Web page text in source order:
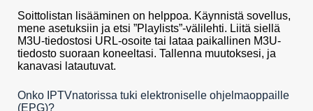
Soittolistan lisääminen on helppoa. Käynnistä sovellus,
mene asetuksiin ja etsi ”Playlists”-välilehti. Liitä siellä
M3U-tiedostosi URL-osoite tai lataa paikallinen M3U-
tiedosto suoraan koneeltasi. Tallenna muutoksesi, ja
kanavasi latautuvat.
Onko IPTVnatorissa tuki elektroniselle ohjelmaoppaille
(EPG)?